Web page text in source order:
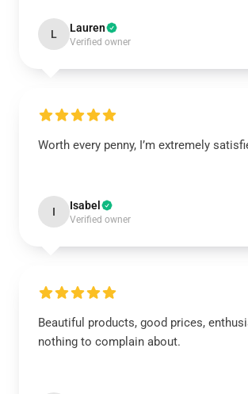
L Lauren
Verified owner
Worth every penny, I’m extremely
I Isabel
Verified owner
Beautiful products, good prices,
nothing to complain about.